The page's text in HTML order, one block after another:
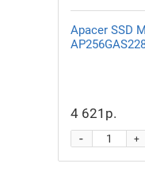
Apacer SSD
4 621р.
+
-